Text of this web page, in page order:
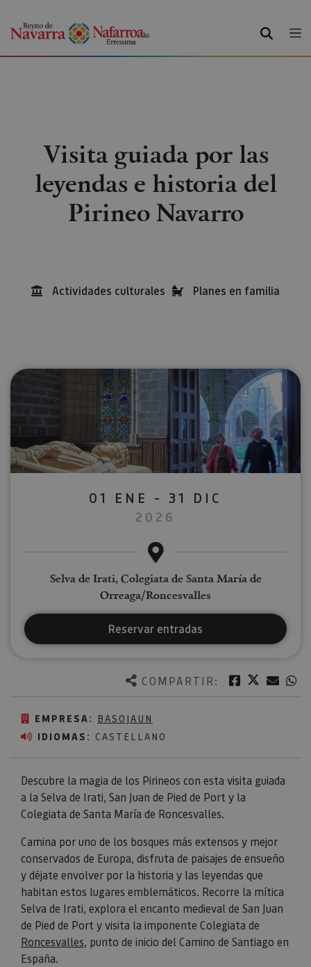
BUSCAR
Visita guiada por las
leyendas e historia del
Pirineo Navarro
Actividades culturales Planes en familia
COMPARTIR: Facebook
Twitter
EMPRESA: BASOJAUN
IDIOMAS: CASTELLANO
Descubre la magia de los Pirineos con esta visita guiada
a la Selva de Irati, San Juan de Pied de Port y la
Colegiata de Santa María de Roncesvalles.
Camina por uno de los bosques más extensos y mejor
conservados de Europa, disfruta de paisajes de ensueño
y déjate envolver por la historia y las leyendas que
habitan estos lugares emblemáticos. Recorre la mítica
Selva de Irati, explora el encanto medieval de San Juan
de Pied de Port y visita la imponente Colegiata de
Roncesvalles, punto de inicio del Camino de Santiago en
España.
01 ENE - 31 DIC
2026
Selva de Irati, Colegiata de Santa María de
Orreaga/Roncesvalles
Reservar entradas